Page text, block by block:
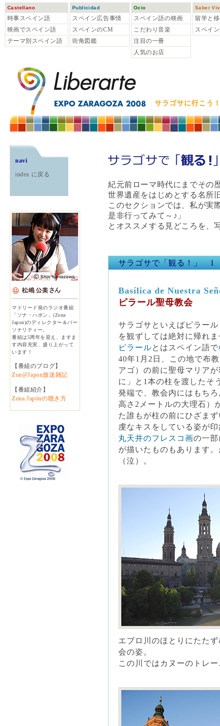
Castellano
時事スペイン語
映画でスペイン語
テーマ別スペイン語
Publicidad
スペイン広告事情
スペインのCM
街角図鑑
Ocio
スペイン語の映画
こだわり音楽
注目の一冊
人気のお店
Saber
留学と
スペイ
サラゴサに行こう
紀元前ローマ時代にまでその
世界遺産をはじめとする名所
このセクションでは、私が実
是非行ってみて～♪」
とオススメする見どころを、
サラゴサで「観る！」 1
Basílica de Nuestra
ピラール聖母教会
サラゴサといえばピラー
を観ずしては絶対に帰れ
ピラールとはスペイン語で
40年1月2日、この地で布
アゴ）の前に聖母マリア
に」と1本の柱を渡したそ
発端で、教会内にはもち
高さ2メートルの大理石）
た誰もが柱の前にひざま
虔なキスをしている姿が
丸天井のフレスコ画の一
が描いたものもあります
（泣）。
エブロ川のほとりにたた
会の姿。
この川ではカヌーのトレ
navi
index に戻る
マドリード発のラジオ番組
「ソナ・ハポン」(Zona
Japon)のディレクター＆パー
ソナリティー。
番組は5周年を迎え、ますま
す内容充実、盛り上がって
います！
【番組のブログ】
Zon@Japon放送雑記
【番組紹介】
Zona Japónの聴き方